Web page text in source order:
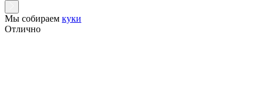
Мы собираем куки
Отлично